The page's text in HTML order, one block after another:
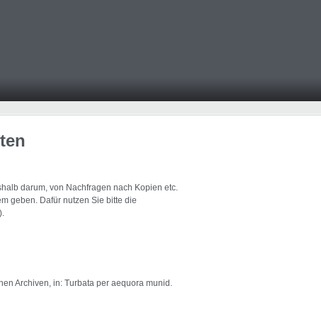
darum, von Nachfragen nach Kopien etc.
geben. Dafür nutzen Sie bitte die
Archiven, in: Turbata per aequora munid.